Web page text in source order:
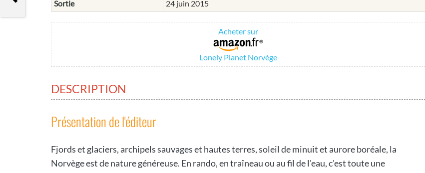
Sortie 24 juin 2015
Acheter sur
Lonely Planet Norvège
DESCRIPTION
Présentation de l'éditeur
Fjords et glaciers, archipels sauvages et hautes terres, soleil de minuit et aurore boréale, la
Norvège est de nature généreuse. En rando, en traîneau ou au fil de l'eau, c'est toute une